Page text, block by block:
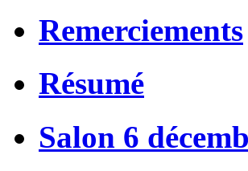
Remerciements
Résumé
Salon 6